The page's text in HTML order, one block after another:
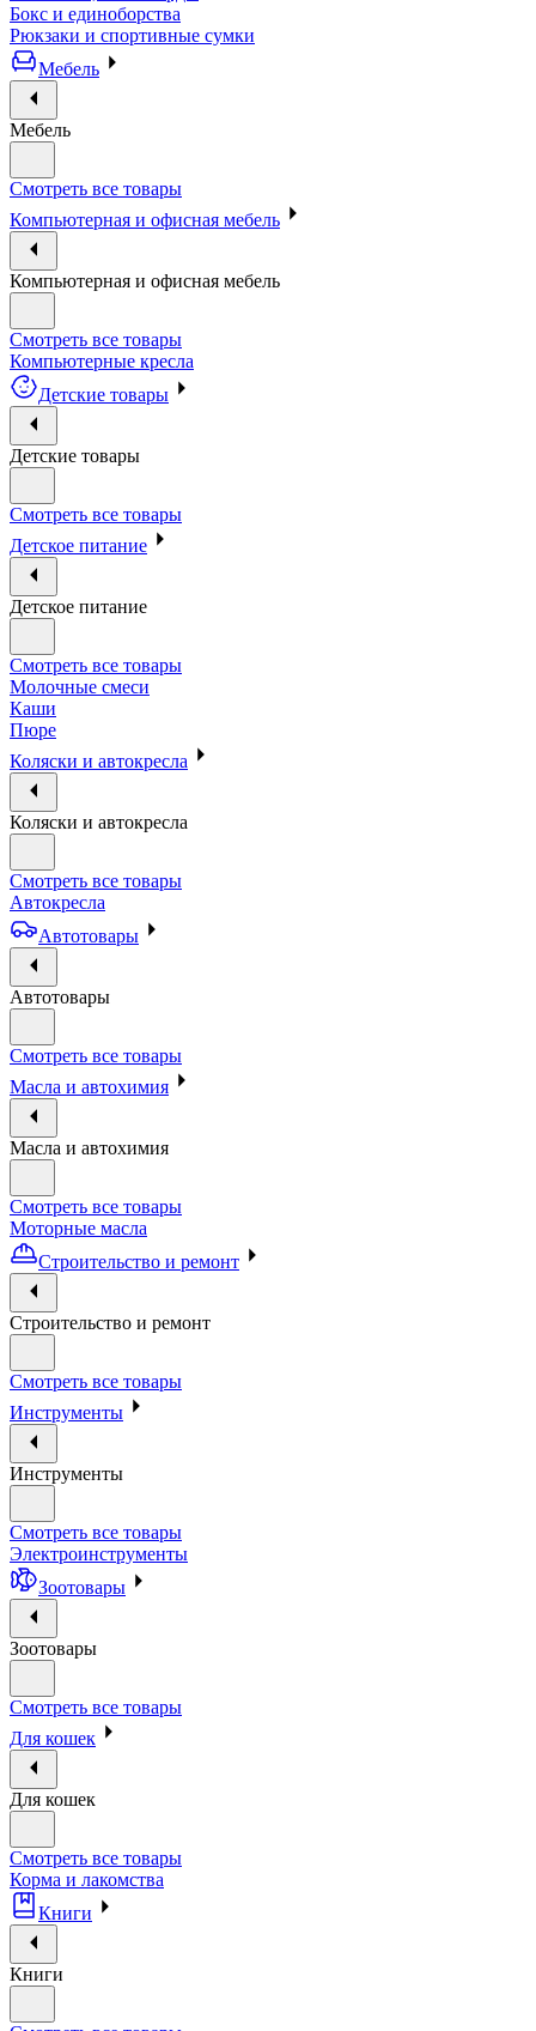
Бокс и единоборства
Рюкзаки и спортивные сумки
Мебель
Мебель
Смотреть все товары
Компьютерная и офисная мебель
Компьютерная и офисная мебель
Смотреть все товары
Компьютерные кресла
Детские товары
Детские товары
Смотреть все товары
Детское питание
Детское питание
Смотреть все товары
Молочные смеси
Каши
Пюре
Коляски и автокресла
Коляски и автокресла
Смотреть все товары
Автокресла
Автотовары
Автотовары
Смотреть все товары
Масла и автохимия
Масла и автохимия
Смотреть все товары
Моторные масла
Строительство и ремонт
Строительство и ремонт
Смотреть все товары
Инструменты
Инструменты
Смотреть все товары
Электроинструменты
Зоотовары
Зоотовары
Смотреть все товары
Для кошек
Для кошек
Смотреть все товары
Корма и лакомства
Книги
Книги